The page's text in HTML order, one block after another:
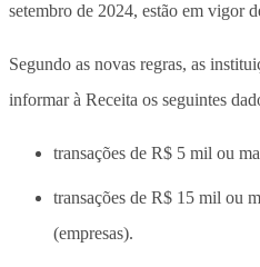
setembro de 2024, estão em vigor
Segundo as novas regras, as
informar à Receita os seguintes
transações de R$ 5 mil ou
transações de R$ 15 mil ou
(empresas).